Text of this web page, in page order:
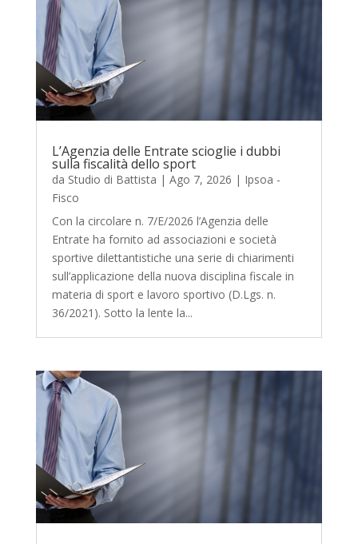
L’Agenzia delle Entrate scioglie i dubbi
sulla fiscalità dello sport
da Studio di Battista | Ago 7, 2026 | Ipsoa -
Fisco
Con la circolare n. 7/E/2026 l’Agenzia delle
Entrate ha fornito ad associazioni e società
sportive dilettantistiche una serie di chiarimenti
sull’applicazione della nuova disciplina fiscale in
materia di sport e lavoro sportivo (D.Lgs. n.
36/2021). Sotto la lente la...